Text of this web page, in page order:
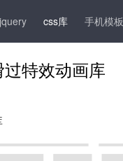
jquery css库 手机模板
后台模板 导航
特效动画库